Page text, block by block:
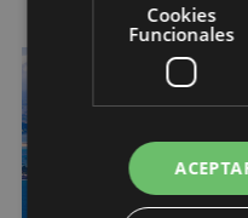
Cookies
Funcionales